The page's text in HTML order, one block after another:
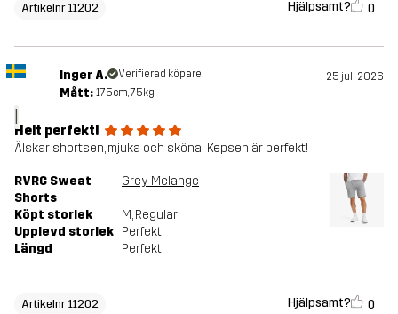
Artikelnr 11202 Hjälpsamt? 0
I
Inger A. Verifierad köpare 25 juli 2026
Mått: 175cm, 75kg
Helt perfekt!
Älskar shortsen, mjuka och sköna! Kepsen är perfekt!
RVRC Sweat
Shorts
Grey Melange
Köpt storlek M, Regular
Upplevd storlek Perfekt
Längd
Perfekt
Artikelnr 11202 Hjälpsamt? 0